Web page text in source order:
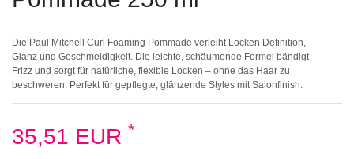
Die Paul Mitchell Curl Foaming Pommade verleiht Locken Definition,
Glanz und Geschmeidigkeit. Die leichte, schäumende Formel bändigt
Frizz und sorgt für natürliche, flexible Locken – ohne das Haar zu
beschweren. Perfekt für gepflegte, glänzende Styles mit Salonfinish.
35,51 EUR *